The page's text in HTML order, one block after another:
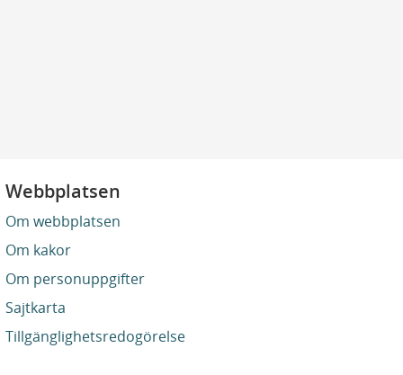
Webbplatsen
Om webbplatsen
Om kakor
Om personuppgifter
Sajtkarta
Tillgänglighetsredogörelse